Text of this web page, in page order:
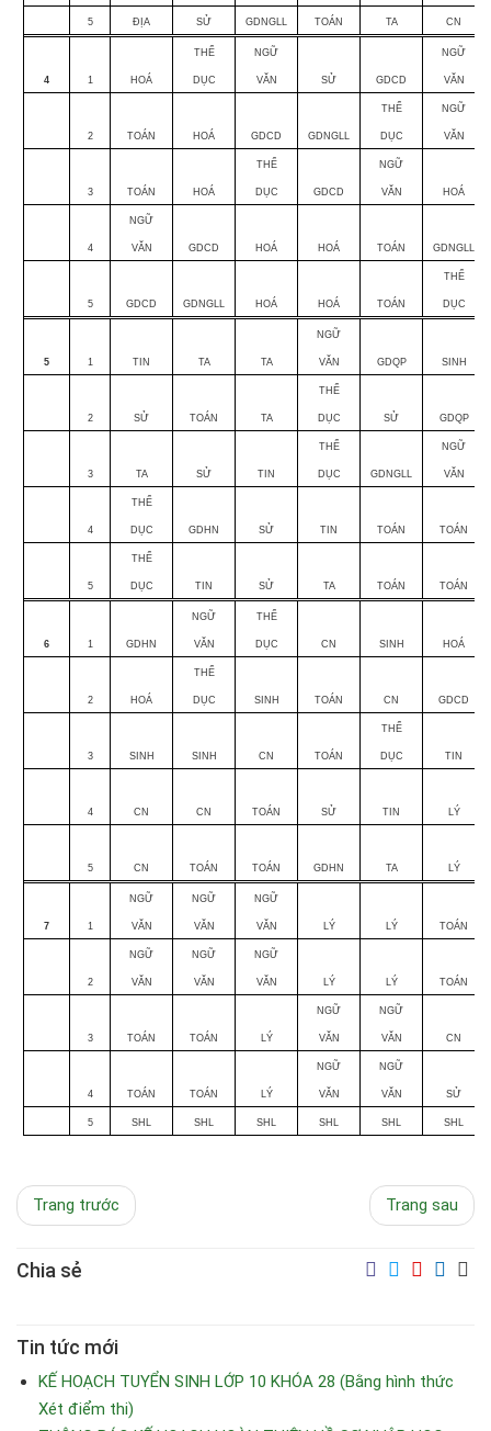
5 ĐỊA SỬ GDNGLL TOÁN TA CN
4 1 HOÁ
THỂ
DỤC
NGỮ
VĂN SỬ GDCD
NGỮ
VĂN
2 TOÁN HOÁ GDCD GDNGLL
THỂ
DỤC
NGỮ
VĂN
3 TOÁN HOÁ
THỂ
DỤC GDCD
NGỮ
VĂN HOÁ
4
NGỮ
VĂN GDCD HOÁ HOÁ TOÁN GDNGLL
5 GDCD GDNGLL HOÁ HOÁ TOÁN
THỂ
DỤC
5 1 TIN TA TA
NGỮ
VĂN GDQP SINH
2 SỬ TOÁN TA
THỂ
DỤC SỬ GDQP
3 TA SỬ TIN
THỂ
DỤC GDNGLL
NGỮ
VĂN
4
THỂ
DỤC GDHN SỬ TIN TOÁN TOÁN
5
THỂ
DỤC TIN SỬ TA TOÁN TOÁN
6 1 GDHN
NGỮ
VĂN
THỂ
DỤC CN SINH HOÁ
2 HOÁ
THỂ
DỤC SINH TOÁN CN GDCD
3 SINH SINH CN TOÁN
THỂ
DỤC TIN
4 CN CN TOÁN SỬ TIN LÝ
5 CN TOÁN TOÁN GDHN TA LÝ
7 1
NGỮ
VĂN
NGỮ
VĂN
NGỮ
VĂN LÝ LÝ TOÁN
2
NGỮ
VĂN
NGỮ
VĂN
NGỮ
VĂN LÝ LÝ TOÁN
3 TOÁN TOÁN LÝ
NGỮ
VĂN
NGỮ
VĂN CN
4 TOÁN TOÁN LÝ
NGỮ
VĂN
NGỮ
VĂN SỬ
5 SHL SHL SHL SHL SHL SHL
Trang trước Trang sau
Chia sẻ
Tin tức mới
KẾ HOẠCH TUYỂN SINH LỚP 10 KHÓA 28 (Bằng hình thức
Xét điểm thi)